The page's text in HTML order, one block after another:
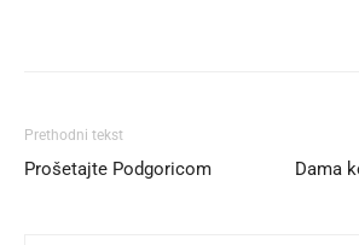
Prethodni tekst
Prošetajte Podgoricom Dama